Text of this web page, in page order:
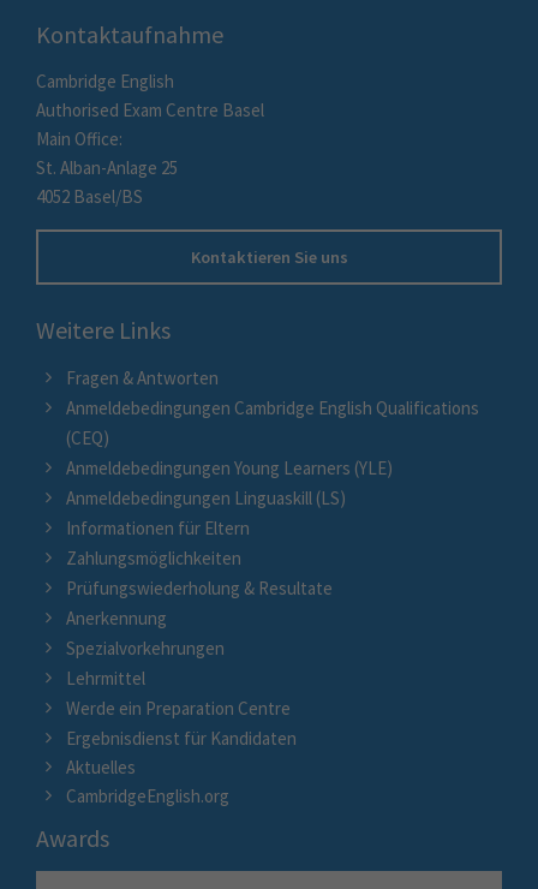
Kontaktaufnahme
Cambridge English
Authorised Exam Centre Basel
Main Office:
St. Alban-Anlage 25
4052 Basel/BS
Kontaktieren Sie uns
Weitere Links
Fragen & Antworten
Anmeldebedingungen Cambridge English Qualifications
(CEQ)
Anmeldebedingungen Young Learners (YLE)
Anmeldebedingungen Linguaskill (LS)
Informationen für Eltern
Zahlungsmöglichkeiten
Prüfungswiederholung & Resultate
Anerkennung
Spezialvorkehrungen
Lehrmittel
Werde ein Preparation Centre
Ergebnisdienst für Kandidaten
Aktuelles
CambridgeEnglish.org
Awards